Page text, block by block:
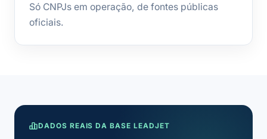
Só CNPJs em operação, de fontes públicas
oficiais.
DADOS REAIS DA BASE LEADJET